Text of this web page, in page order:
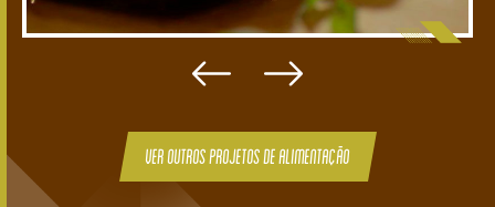
Ver outros projetos de Alimentação